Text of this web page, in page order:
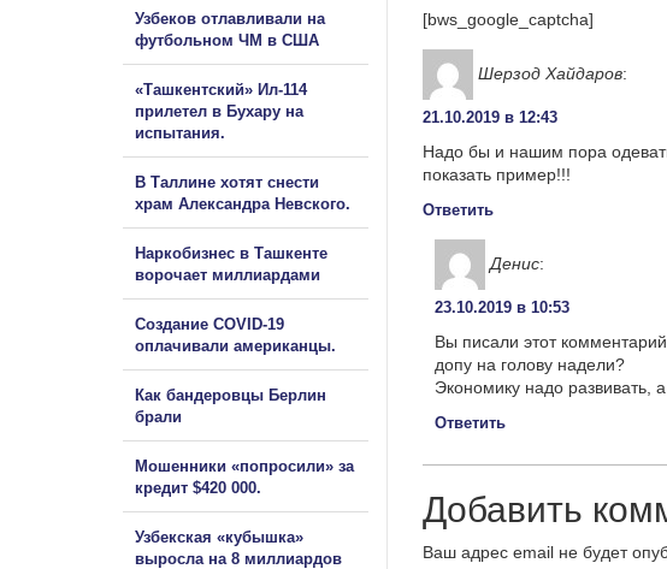
[bws_google_captcha]
Шерзод Хайдаров:
21.10.2019 в 12:43
Надо бы и нашим пора
показать пример!!!
Ответить
Денис:
23.10.2019 в 10:53
Вы писали этот
допу на голову надели?
Экономику надо развивать, а
Ответить
Добавить
Ваш адрес email не будет
Узбеков отлавливали на
футбольном ЧМ в США
«Ташкентский» Ил-114
прилетел в Бухару на
испытания.
В Таллине хотят снести
храм Александра Невского.
Наркобизнес в Ташкенте
ворочает миллиардами
Создание COVID-19
оплачивали американцы.
Как бандеровцы Берлин
брали
Мошенники «попросили» за
кредит $420 000.
Узбекская «кубышка»
выросла на 8 миллиардов